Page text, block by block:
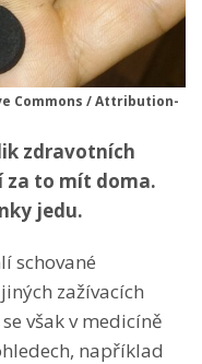
Commons / Attribution-
zdravotních
za to mít doma.
jedu.
schované
zažívacích
však v medicíně
například